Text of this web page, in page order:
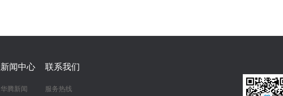
新闻中心
华腾新闻
联系我们
服务热线